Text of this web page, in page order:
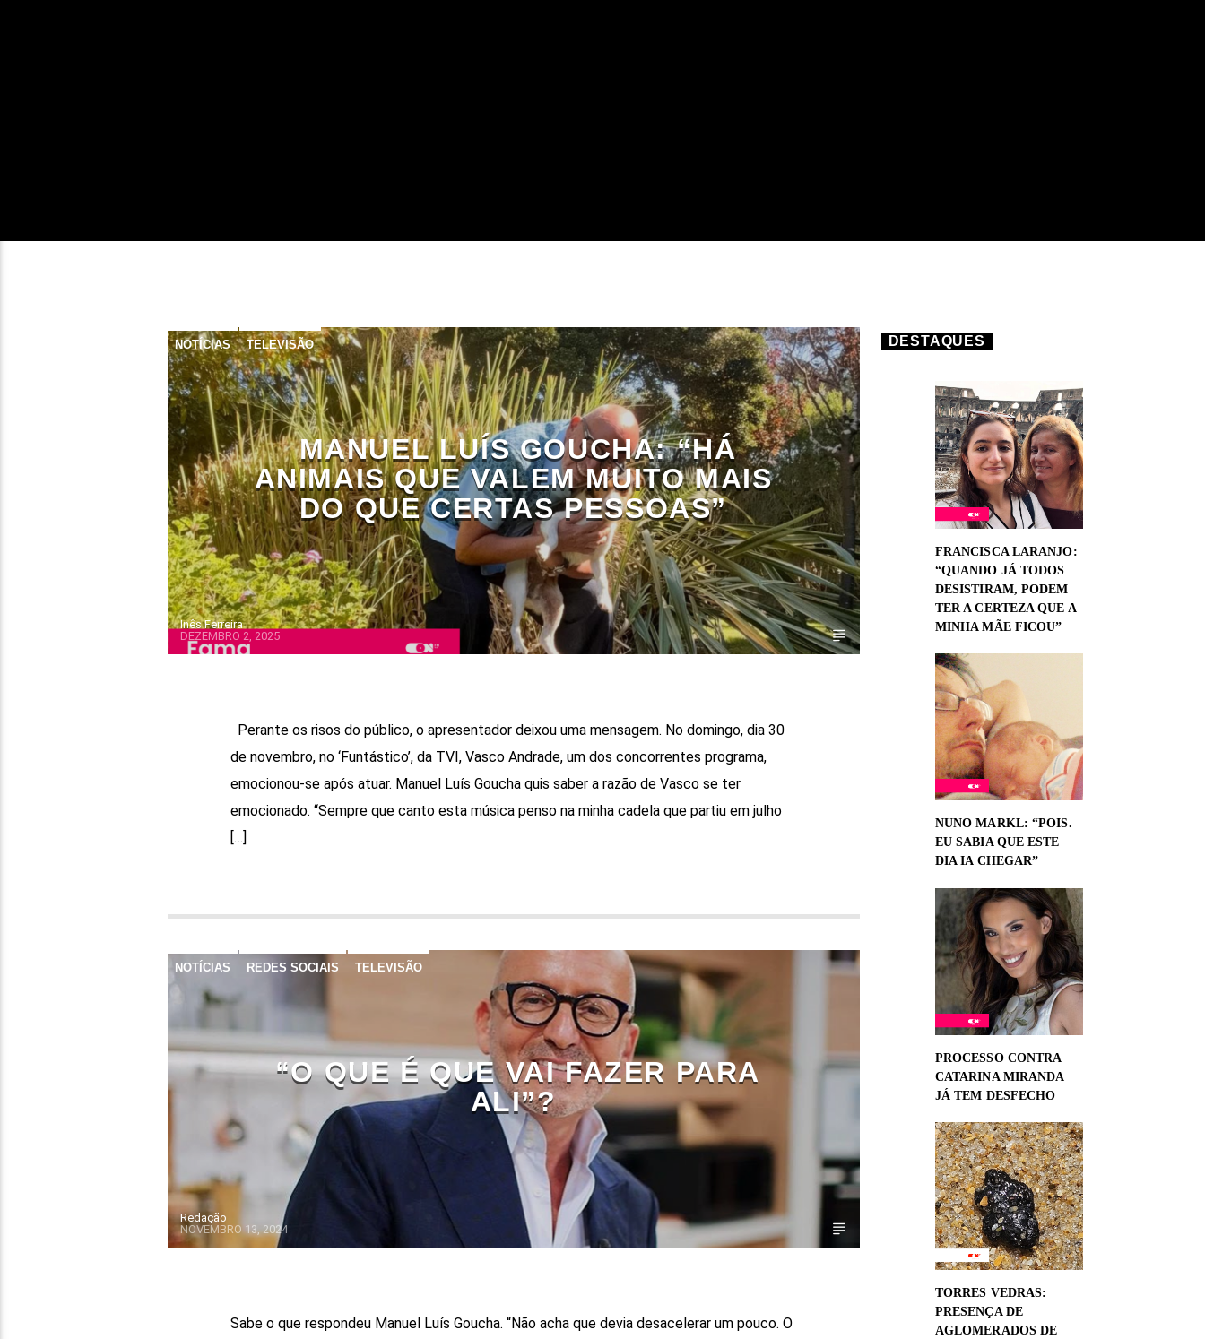
NOTÍCIAS TELEVISÃO
MANUEL LUÍS GOUCHA: “HÁ
ANIMAIS QUE VALEM MUITO MAIS
DO QUE CERTAS PESSOAS”
Inês Ferreira
DEZEMBRO 2, 2025
Perante os risos do público, o apresentador deixou uma mensagem. No domingo, dia 30
de novembro, no ‘Funtástico’, da TVI, Vasco Andrade, um dos concorrentes programa,
emocionou-se após atuar. Manuel Luís Goucha quis saber a razão de Vasco se ter
emocionado. “Sempre que canto esta música penso na minha cadela que partiu em julho
[…]
NOTÍCIAS REDES SOCIAIS TELEVISÃO
“O QUE É QUE VAI FAZER PARA
ALI”?
Redação
NOVEMBRO 13, 2024
Sabe o que respondeu Manuel Luís Goucha. “Não acha que devia desacelerar um pouco. O
DESTAQUES
FRANCISCA LARANJO:
“QUANDO JÁ TODOS
DESISTIRAM, PODEM
TER A CERTEZA QUE A
MINHA MÃE FICOU”
NUNO MARKL: “POIS.
EU SABIA QUE ESTE
DIA IA CHEGAR”
PROCESSO CONTRA
CATARINA MIRANDA
JÁ TEM DESFECHO
TORRES VEDRAS:
PRESENÇA DE
AGLOMERADOS DE